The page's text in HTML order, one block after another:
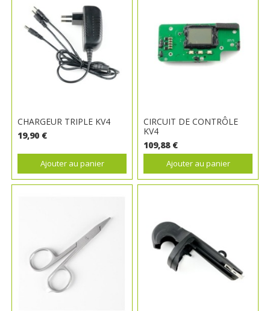
CHARGEUR TRIPLE KV4
19,90 €
Ajouter au panier
CIRCUIT DE CONTRÔLE
KV4
109,88 €
Ajouter au panier